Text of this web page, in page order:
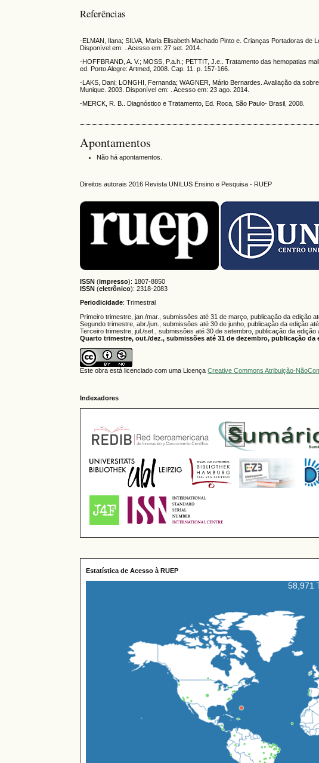
Referências
-ELMAN, Ilana; SILVA, Maria Elisabeth Machado Pinto e. Crianças Portadoras
Disponível em: . Acesso em: 27 set. 2014.
-HOFFBRAND, A. V.; MOSS, P.a.h.; PETTIT, J.e.. Tratamento das hemopatias
ed. Porto Alegre: Artmed, 2008. Cap. 11. p. 157-166.
-LAKS, Dani; LONGHI, Fernanda; WAGNER, Mário Bernardes. Avaliação da
Munique. 2003. Disponível em: . Acesso em: 23 ago. 2014.
-MERCK, R. B.. Diagnóstico e Tratamento, Ed. Roca, São Paulo- Brasil, 2008.
Apontamentos
Não há apontamentos.
Direitos autorais 2016 Revista UNILUS Ensino e Pesquisa - RUEP
ISSN (impresso): 1807-8850
ISSN (eletrônico):2318-2083
Periodicidade: Trimestral
Primeiro trimestre, jan./mar., submissões até 31 de março, publicação da edição
Segundo trimestre, abr./jun., submissões até 30 de junho, publicação da edição
Terceiro trimestre, jul./set., submissões até 30 de setembro, publicação da edição
Quarto trimestre, out./dez., submissões até 31 de dezembro, publicação da
Este obra está licenciado com uma LicençaCreative Commons Atribuição-
Indexadores
Estatística de Acesso à RUEP
58,971